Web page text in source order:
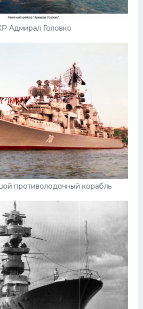
Адмирал Головко
противолодочный корабль